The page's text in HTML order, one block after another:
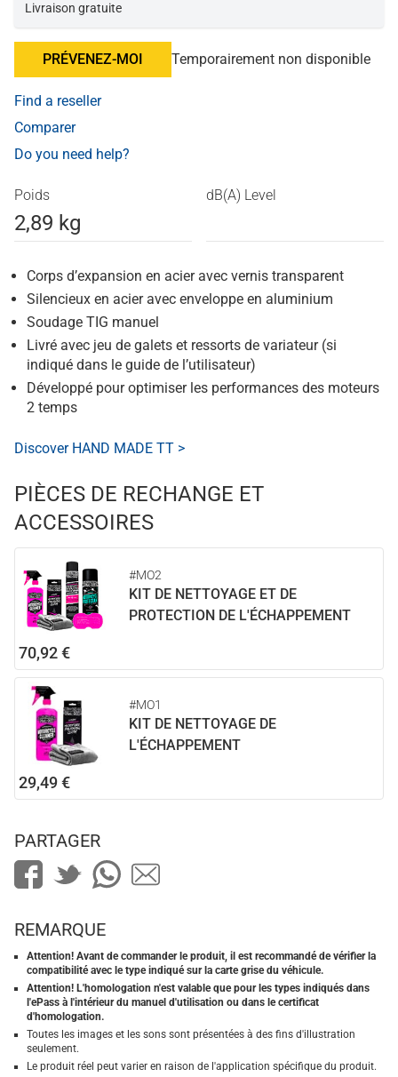
Livraison gratuite
PRÉVENEZ-MOI Temporairement non disponible
Find a reseller
Comparer
Do you need help?
Poids
2,89 kg
dB(A) Level
Corps d’expansion en acier avec vernis transparent
Silencieux en acier avec enveloppe en aluminium
Soudage TIG manuel
Livré avec jeu de galets et ressorts de variateur (si
indiqué dans le guide de l’utilisateur)
Développé pour optimiser les performances des moteurs
2 temps
Discover HAND MADE TT >
PIÈCES DE RECHANGE ET
ACCESSOIRES
#MO2
KIT DE NETTOYAGE ET DE
PROTECTION DE L'ÉCHAPPEMENT
70,92 €
#MO1
KIT DE NETTOYAGE DE
L'ÉCHAPPEMENT
29,49 €
PARTAGER
REMARQUE
Attention! Avant de commander le produit, il est recommandé de vérifier la
compatibilité avec le type indiqué sur la carte grise du véhicule.
Attention! L'homologation n'est valable que pour les types indiqués dans
l'ePass à l'intérieur du manuel d'utilisation ou dans le certificat
d'homologation.
Toutes les images et les sons sont présentées à des fins d'illustration
seulement.
Le produit réel peut varier en raison de l'application spécifique du produit.